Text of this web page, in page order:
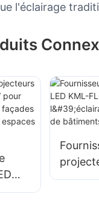
l'éclairage
KML-